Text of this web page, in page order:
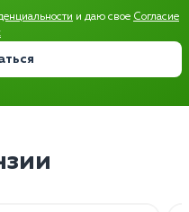
и даю свое Согласие